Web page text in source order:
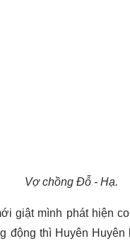
Vợ chồng Đỗ - Hạ.
giật mình phát hiện
động thì Huyên